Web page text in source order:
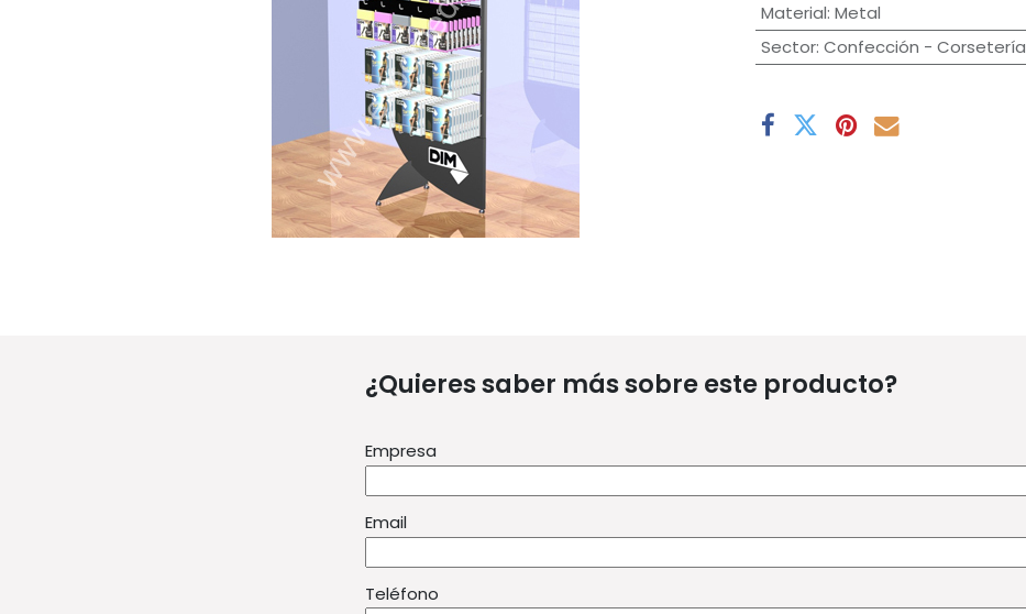
Material: Metal
Sector: Confección - Corsetería
¿Quieres saber más sobre este producto?
Empresa
Email
Teléfono